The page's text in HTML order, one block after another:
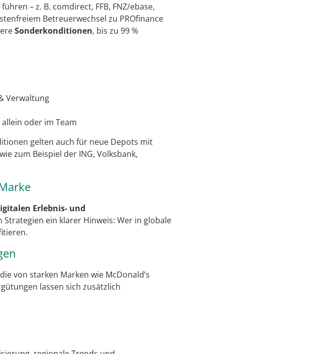
– z. B. comdirect, FFB, FNZ/ebase,
Betreuerwechsel zu PROfinance
Sonderkonditionen, bis zu 99 %
Verwaltung
oder im Team
gelten auch für neue Depots mit
zum Beispiel der ING, Volksbank,
Erlebnis- und
ein klarer Hinweis: Wer in globale
von starken Marken wie McDonald’s
lassen sich zusätzlich